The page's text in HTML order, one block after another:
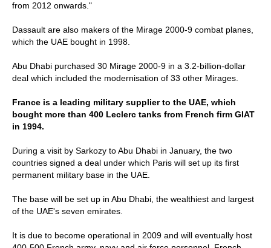
from 2012 onwards."
Dassault are also makers of the Mirage 2000-9 combat planes,
which the UAE bought in 1998.
Abu Dhabi purchased 30 Mirage 2000-9 in a 3.2-billion-dollar
deal which included the modernisation of 33 other Mirages.
France is a leading military supplier to the UAE, which
bought more than 400 Leclerc tanks from French firm GIAT
in 1994.
During a visit by Sarkozy to Abu Dhabi in January, the two
countries signed a deal under which Paris will set up its first
permanent military base in the UAE.
The base will be set up in Abu Dhabi, the wealthiest and largest
of the UAE's seven emirates.
It is due to become operational in 2009 and will eventually host